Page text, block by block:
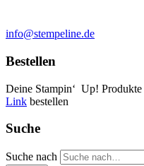
info@stempeline.de
Bestellen
Deine Stampin‘ Up!
Link bestellen
Suche
Suche nach